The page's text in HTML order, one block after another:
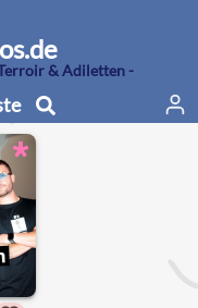
& Adiletten -